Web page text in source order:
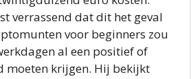
verrassend dat dit het geval
voor beginners zou
al een positief of
moeten krijgen. Hij bekijkt